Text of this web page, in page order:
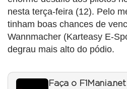
nesta terça-feira (12). Pelo
tinham boas chances de
Wannmacher (Karteasy E-
degrau mais alto do pódio.
Faça o